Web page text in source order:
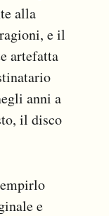
alla
e il
artefatta
anni a
il disco
e